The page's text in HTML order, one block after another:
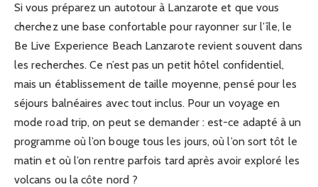
Si vous préparez un autotour à Lanzarote et que vous
cherchez une base confortable pour rayonner sur l’île, le
Be Live Experience Beach Lanzarote revient souvent dans
les recherches. Ce n’est pas un petit hôtel confidentiel,
mais un établissement de taille moyenne, pensé pour les
séjours balnéaires avec tout inclus. Pour un voyage en
mode road trip, on peut se demander : est-ce adapté à un
programme où l’on bouge tous les jours, où l’on sort tôt le
matin et où l’on rentre parfois tard après avoir exploré les
volcans ou la côte nord ?